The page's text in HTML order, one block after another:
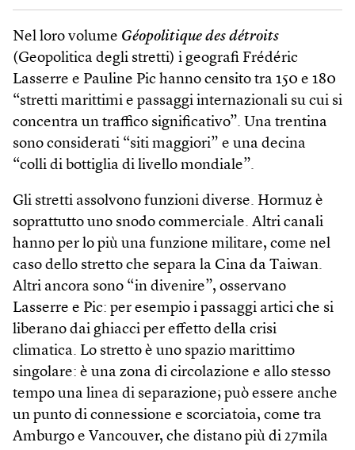
Nel loro volume Géopolitique des détroits
(Geopolitica degli stretti) i geografi Frédéric
Lasserre e Pauline Pic hanno censito tra 150 e 180
“stretti marittimi e passaggi internazionali su cui si
concentra un traffico significativo”. Una trentina
sono considerati “siti maggiori” e una decina
“colli di bottiglia di livello mondiale”.
Gli stretti assolvono funzioni diverse. Hormuz è
soprattutto uno snodo commerciale. Altri canali
hanno per lo più una funzione militare, come nel
caso dello stretto che separa la Cina da Taiwan.
Altri ancora sono “in divenire”, osservano
Lasserre e Pic: per esempio i passaggi artici che si
liberano dai ghiacci per effetto della crisi
climatica. Lo stretto è uno spazio marittimo
singolare: è una zona di circolazione e allo stesso
tempo una linea di separazione; può essere anche
un punto di connessione e scorciatoia, come tra
Amburgo e Vancouver, che distano più di 27mila